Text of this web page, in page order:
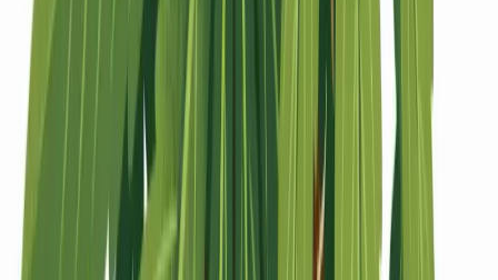
Standorte